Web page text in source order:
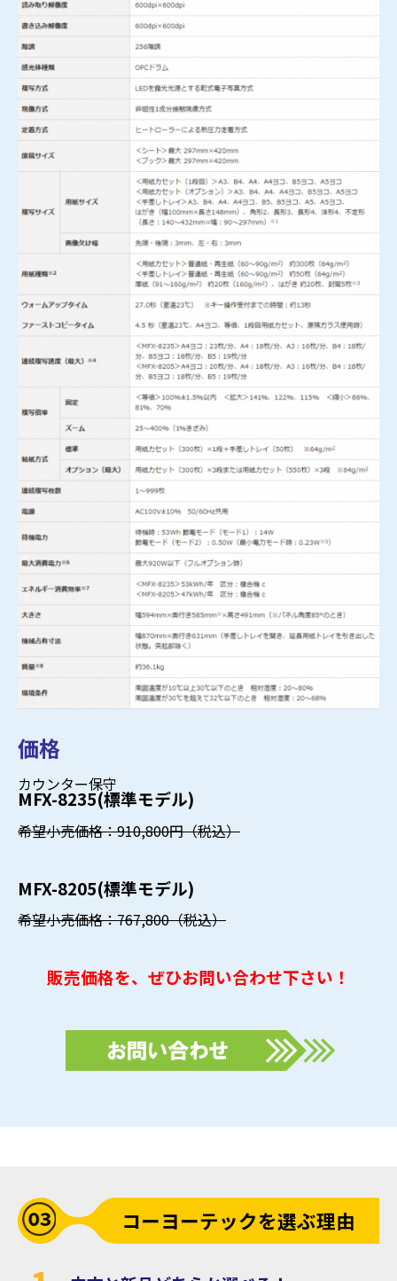
価格
カウンター保守
MFX-8235(標準モデル)
希望小売価格：910,800円（税込）
MFX-8205(標準モデル)
希望小売価格：767,800（税込）
販売価格を、ぜひお問い合わせ下さい！
コーヨーテックを選ぶ理由